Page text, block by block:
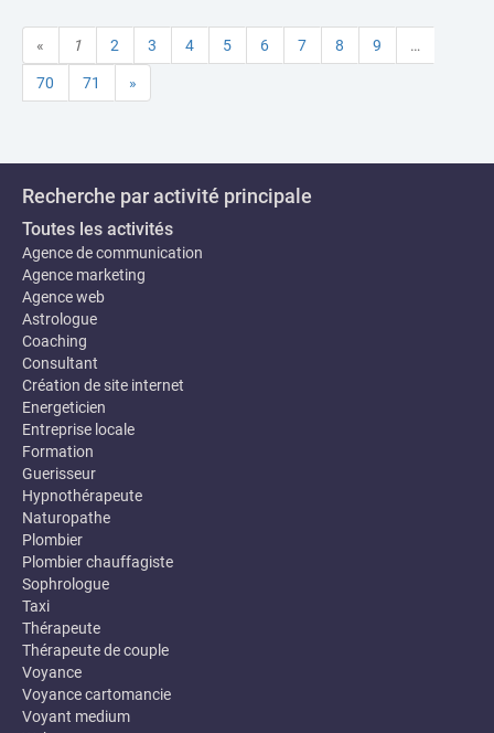
« 1 2 3 4 5 6 7 8 9 …
70 71 »
Recherche par activité principale
Toutes les activités
Agence de communication
Agence marketing
Agence web
Astrologue
Coaching
Consultant
Création de site internet
Energeticien
Entreprise locale
Formation
Guerisseur
Hypnothérapeute
Naturopathe
Plombier
Plombier chauffagiste
Sophrologue
Taxi
Thérapeute
Thérapeute de couple
Voyance
Voyance cartomancie
Voyant medium